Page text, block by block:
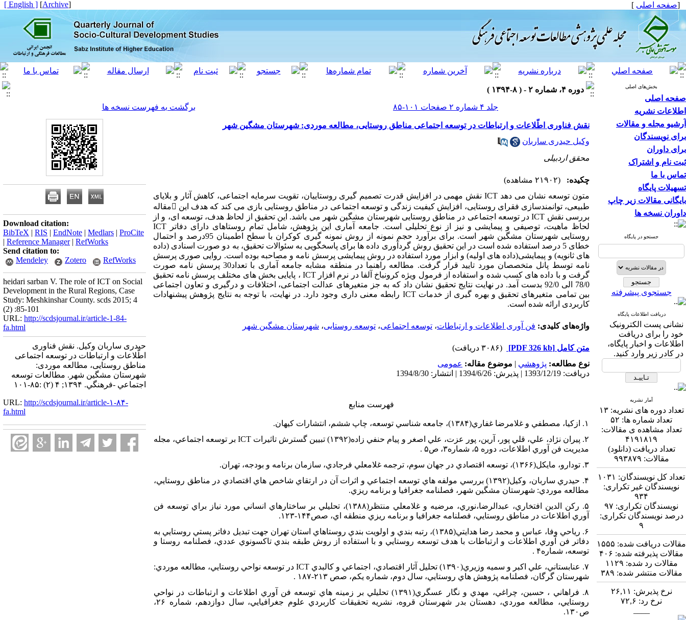
[صفحه اصلی ]
[
Archive
]
[ English ]
بخش‌های اصلی
صفحه اصلی
اطلاعات نشریه
آرشیو مجله و مقالات
برای نویسندگان
برای داوران
ثبت نام و اشتراک
تماس با ما
تسهیلات پایگاه
بایگانی مقالات زیر چاپ
داوران نسخه ها
جستجو در پایگاه
جستجوی پیشرفته
دریافت اطلاعات پایگاه
نشانی پست الکترونیک
خود را برای دریافت
اطلاعات و اخبار پایگاه،
در کادر زیر وارد کنید.
آمار نشریه
تعداد دوره های نشریه:۱۳
تعداد شماره ها: ۵۲
تعداد مشاهده ی مقالات:
۴۱۹۱۸۱۹
تعداد دریافت (دانلود)
مقالات: ۹۹۳۸۷۹
تعداد کل نویسندگان: ۱۰۳۱
نویسندگان غیر تکراری:
۹۳۴
نویسندگان تکراری: ۹۷
درصد نویسندگان تکراری:
۹
مقالات دریافت شده: ۱۵۵۵
مقالات پذیرفته شده: ۴۰۶
مقالات رد شده: ۱۱۲۹
مقالات منتشر شده: ۳۸۹
نرخ پذیرش: ۲۶,۱۱
نرخ رد: ۷۲,۶
دوره ۴، شماره ۲ - ( ۸-۱۳۹۴ )
جلد ۴ شماره ۲ صفحات ۱۰۱-۸۵
برگشت به فهرست نسخه ها
نقش فناوری اطّلاعات و ارتباطات در توسعه اجتماعی مناطق روستایی، مطالعه موردی: شهرستان مشگین شهر
وکیل حیدری ساربان
محقق اردبیلی
چکیده:
(۲۱۹۰۲ مشاهده)
متون توسعه نشان می دهد ICT نقش مهمی در افزایش قدرت تصمیم گیری روستاییان، تقویت سرمایه اجتماعی، کاهش آثار و بلایای
طبیعی، توانمندسازی فقرای روستایی، افزایش کیفیت زندگی و توسعه اجتماعی در مناطق روستایی بازی می کند که هدف این مقاله
بررسی نقش ICT در توسعه اجتماعی در مناطق روستایی شهرستان مشگین شهر می باشد. این تحقیق از لحاظ هدف، توسعه ای، و از
لحاظ ماهیت، توصیفی و پیمایشی و نیز از نوع تحلیلی است. جامعه آماری این پژوهش، شامل تمام روستاهای دارای دفاتر ICT
روستایی شهرستان مشگین شهر است. برای برآورد حجم نمونه از روش نمونه گیری کوکران با سطح اطمینان 95درصد و احتمال
خطای 5 درصد استفاده شده است در این تحقیق روش گردآوری داده ها برای پاسخگویی به سئوالات تحقیق، به دو صورت اسنادی (داده
های ثانویه) و پیمایشی(داده های اولیه) و ابزار مورد استفاده در روش پیمایشی پرسش نامه و مصاحبه بوده است. روایی صوری پرسش
نامه توسط پانل متخصصان مورد تایید قرار گرفت. مطالعه راهنما در منطقه مشابه جامعه آماری با تعداد30 پرسش نامه صورت
گرفت و با داده های کسب شده و استفاده از فرمول ویژه کرونباخ آلفا در نرم افزار ICT ، پایایی بخش های مختلف پرسش نامه تحقیق
78/0 الی 92/0 بدست آمد. در نهایت نتایج تحقیق نشان داد که به جز متغیرهای عدالت اجتماعی، اختلافات و درگیری و تعاون اجتماعی
بین تمامی متغیرهای تحقیق و بهره گیری از خدمات ICT رابطه معنی داری وجود دارد. در نهایت، با توجه به نتایج پژوهش پیشنهادات
کاربردی ارائه شده است.
واژه‌های کلیدی: فن آوری اطلاعات و ارتباطات، توسعه اجتماعی، توسعه روستایی، شهرستان مشگین شهر
متن کامل [PDF 326 kb]
(۳۰۸۶ دریافت)
نوع مطالعه: پژوهشي | موضوع مقاله: عمومى
دریافت: 1393/12/19 | پذیرش: 1394/6/26 | انتشار: 1394/8/30
فهرست منابع
۱. ازکيا، مصطفي و غلامرضا غفاري(۱۳۸۴)، جامعه شناسي توسعه، چاپ ششم، انتشارات کيهان.
۲. پيران نژاد، علي، قلي پور، آرين، پور عزت، علي اصغر و پيام حنفي زاده(۱۳۹۲) تبيين گسترش تاثيرات ICT بر توسعه اجتماعي، مجله
مديريت فن آوري اطلاعات، دوره ۵، شماره۳، ص۵ .
۳. تودارو، مايکل(۱۳۶۶)، توسعه اقتصادي در جهان سوم، ترجمه غلامعلي فرجادي، سازمان برنامه و بودجه، تهران.
۴. حيدري ساربان، وکيل(۱۳۹۲) بررسي مولفه هاي توسعه اجتماعي و اثرات آن در ارتقاي شاخص هاي اقتصادي در مناطق روستايي،
مطالعه موردي: شهرستان مشگين شهر، فصلنامه جغرافيا و برنامه ريزي.
۵. رکن الدين افتخاري، عبدالرضا،نوري، مرضيه و غلامعلي منتظر(۱۳۸۸)، تحليلي بر ساختارهاي انساني مورد نياز براي توسعه فن
آوري اطلاعات در مناطق روستايي، فصلنامه جغرافيا و برنامه ريزي منطقه اي، صص۱۴۴-۱۲۳.
۶. رياحي وفا، عباس و محمد رضا هدايتي(۱۳۸۵)، رتبه بندي و اولويت بندي روستاهاي استان تهران جهت تبديل دفاتر پستي روستايي به
دفاتر فن آوري اطلاعات و ارتباطات با هدف توسعه روستايي و با استفاده از روش طبقه بندي تاکسونوي عددي، فصلنامه روستا و
توسعه، شماره۴ .
۷. عنابستاني، علي اکبر و سميه وزيري(۱۳۹۰) تحليل آثار اقتصادي، اجتماعي و کالبدي ICT در توسعه نواحي روستايي، مطالعه موردي:
شهرستان گرگان، فصلنامه پژوهش هاي روستايي، سال دوم، شماره يکم، صص ۲۱۳-۱۸۷ .
۸. فراهاني ، حسين، چراغي، مهدي و نگار عسگري(۱۳۹۱) تحليلي بر زمينه هاي توسعه فن آوري اطلاعات و ارتباطات در نواحي
روستايي، مطالعه موردي، دهستان بدر شهرستان قروه، نشريه تحقيقات کاربردي علوم جغرافيايي، سال دوازدهم، شماره ۲۶،
ص۱۳۰.
Download citation:
BibTeX | RIS | EndNote | Medlars | ProCite
| Reference Manager| RefWorks
Send citation to:
Mendeley
Zotero RefWorks
heidari sarban V. The role of ICT on Social
Development in the Rural Regions, Case
Study: Meshkinshar County. scds 2015; 4
(2) :85-101
URL: http://scdsjournal.ir/article-1-84-
fa.html
حیدری ساربان وکیل. نقش فناوری
اطّلاعات و ارتباطات در توسعه اجتماعی
مناطق روستایی، مطالعه موردی:
شهرستان مشگین شهر. مطالعات توسعه
اجتماعي -فرهنگي. ۱۳۹۴; ۴ (۲) :۸۵-۱۰۱
URL: http://scdsjournal.ir/article-۱-۸۴-
fa.html